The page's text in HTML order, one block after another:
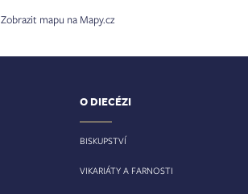
Zobrazit mapu na Mapy.cz
O DIECÉZI
BISKUPSTVÍ
VIKARIÁTY A FARNOSTI